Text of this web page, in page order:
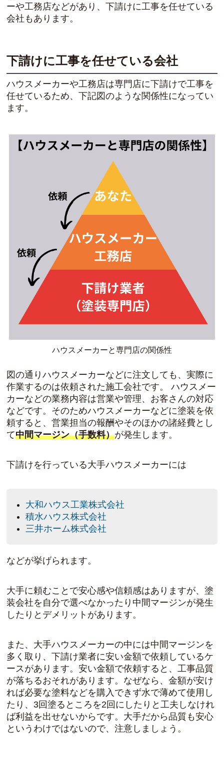
ーや工務店などがあり、下請けに工事を任せている
会社もあります。
下請けに工事を任せている会社
ハウスメーカーや工務店は専門店に下請けで工事を
任せているため、下記図のような関係性になってい
ます。
ハウスメーカーと専門店の関係性
図の通りハウスメーカーなどに注文しても、実際に
作業するのは依頼された施工会社です。 ハウスメー
カーなどの業務内容は営業や管理、お客さんの対応
などです。そのためハウスメーカーなどに塗装を依
頼すると、営業担当の報酬やそのほかの諸経費とし
て中間マージン（手数料）が発生します。
下請けを行っている大手ハウスメーカーには
大和ハウス工業株式会社
積水ハウス株式会社
三井ホーム株式会社
などが挙げられます。
大手に頼むことで安心感や信頼感はありますが、塗
装会社を自分で選べなかったり中間マージンが発生
したりとデメリットがあります。
また、大手ハウスメーカーの中には中間マージンを
多く取り、下請け業者に安い金額で依頼しているケ
ースがあります。安い金額で依頼すると、工事品質
が落ちるおそれがあります。なぜなら、金額が安け
れば必要な塗料などを購入できず水で薄めて使用し
たり、3回塗るところを2回にしたりと工夫しなけれ
ば利益を出せないからです。大手だから品質も安心
というわけではないので、注意しましょう。